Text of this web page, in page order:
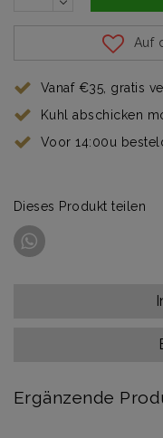
Auf
Vanaf €35, gratis
Kuhl abschicken
Voor 14:00u
Dieses Produkt teilen
Ergänzende